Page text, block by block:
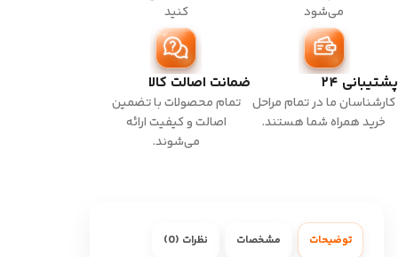
می‌شود
کنید
پشتیبانی ۲۴
کارشناسان ما در تمام مراحل
خرید همراه شما هستند.
ضمانت اصالت کالا
تمام محصولات با تضمین
اصالت و کیفیت ارائه
می‌شوند.
توضیحات مشخصات نظرات (0)